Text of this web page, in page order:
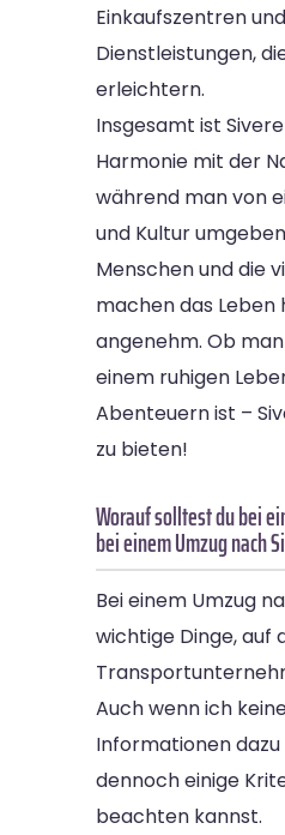
Einkaufszentren
Dienstleistungen,
erleichtern.
Insgesamt ist
Harmonie mit der
während man von
und Kultur
Menschen und die
machen das Leben
angenehm. Ob
einem ruhigen
Abenteuern ist –
zu bieten!
Worauf solltest du bei
bei einem Umzug nach
Bei einem Umzug
wichtige Dinge, auf
Auch wenn ich
Informationen
dennoch einige
beachten kannst.